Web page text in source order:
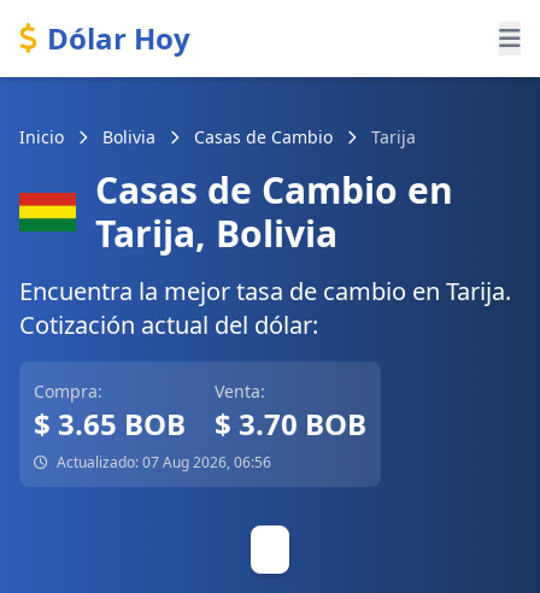
Dólar Hoy
Inicio Bolivia Casas de Cambio Tarija
Casas de Cambio en
Tarija, Bolivia
Encuentra la mejor tasa de cambio en Tarija.
Cotización actual del dólar:
Compra:
$ 3.65 BOB
Venta:
$ 3.70 BOB
Actualizado: 07 Aug 2026, 06:56